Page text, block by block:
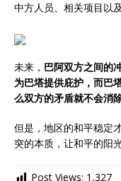
中方人员、相关项目以
未来， 巴阿双方之间的
为巴塔提供庇护，而巴
么双方的矛盾就不会消除
但是，地区的和平稳定
突的本质，让和平的阳
Post Views: 1,327